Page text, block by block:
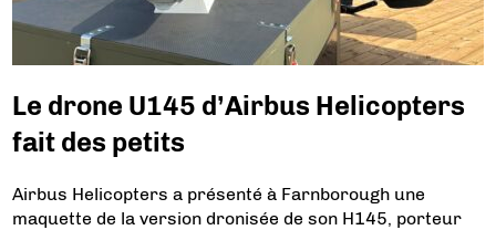
Le drone U145 d’Airbus Helicopters
fait des petits
Airbus Helicopters a présenté à Farnborough une
maquette de la version dronisée de son H145, porteur